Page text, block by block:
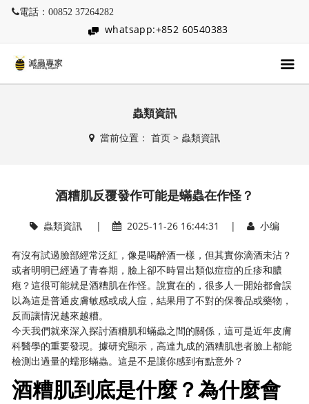
電話：00852 37264282
whatsapp:+852 60540383
蟲類資訊
當前位置： 首页> 蟲類資訊
酒糟肌反覆發作可能是蟎蟲在作怪？
蟲類資訊| 2025-11-26 16:44:31 | 小编
有沒有試過臉部經常泛紅，像是喝醉酒一樣，但其實你滴酒未沾？
或者明明已經過了青春期，臉上卻不時冒出類似痘痘的丘疹和膿
疱？這很可能就是酒糟肌在作怪。說實在的，很多人一開始都會誤
以為這是普通皮膚敏感或成人痘，結果用了不對的保養品或藥物，
反而讓情況越來越糟。
今天我們就來深入探討酒糟肌和蟎蟲之間的關係，這可是近年皮膚
科醫學的重要發現。據研究顯示，高達九成的酒糟肌患者臉上都能
檢測出過量的蠕形蟎蟲。這是不是讓你感到有點意外？
酒糟肌到底是什麼？為什麼會